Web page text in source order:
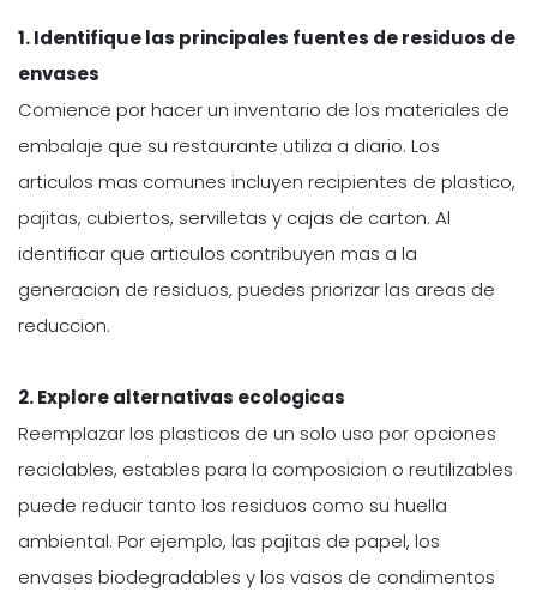
1. Identifique las principales fuentes de residuos de
envases
Comience por hacer un inventario de los materiales de
embalaje que su restaurante utiliza a diario. Los
articulos mas comunes incluyen recipientes de plastico,
pajitas, cubiertos, servilletas y cajas de carton. Al
identificar que articulos contribuyen mas a la
generacion de residuos, puedes priorizar las areas de
reduccion.
2. Explore alternativas ecologicas
Reemplazar los plasticos de un solo uso por opciones
reciclables, estables para la composicion o reutilizables
puede reducir tanto los residuos como su huella
ambiental. Por ejemplo, las pajitas de papel, los
envases biodegradables y los vasos de condimentos